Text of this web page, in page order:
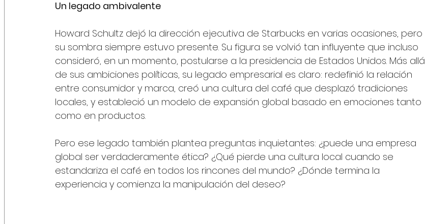
Un legado ambivalente
Howard Schultz dejó la dirección ejecutiva de Starbucks en varias ocasiones, pero
su sombra siempre estuvo presente. Su figura se volvió tan influyente que incluso
consideró, en un momento, postularse a la presidencia de Estados Unidos. Más allá
de sus ambiciones políticas, su legado empresarial es claro: redefinió la relación
entre consumidor y marca, creó una cultura del café que desplazó tradiciones
locales, y estableció un modelo de expansión global basado en emociones tanto
como en productos.
Pero ese legado también plantea preguntas inquietantes: ¿puede una empresa
global ser verdaderamente ética? ¿Qué pierde una cultura local cuando se
estandariza el café en todos los rincones del mundo? ¿Dónde termina la
experiencia y comienza la manipulación del deseo?